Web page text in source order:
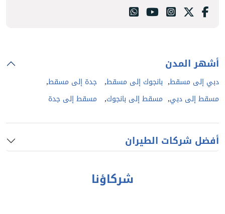
أشهر المدن
دبي إلى مسقط, بانجوك إلى مسقط, جدة إلى مسقط,
مسقط إلى دبي, مسقط إلى بانجوك, مسقط إلى جدة
أفضل شركات الطيران
شركاؤنا